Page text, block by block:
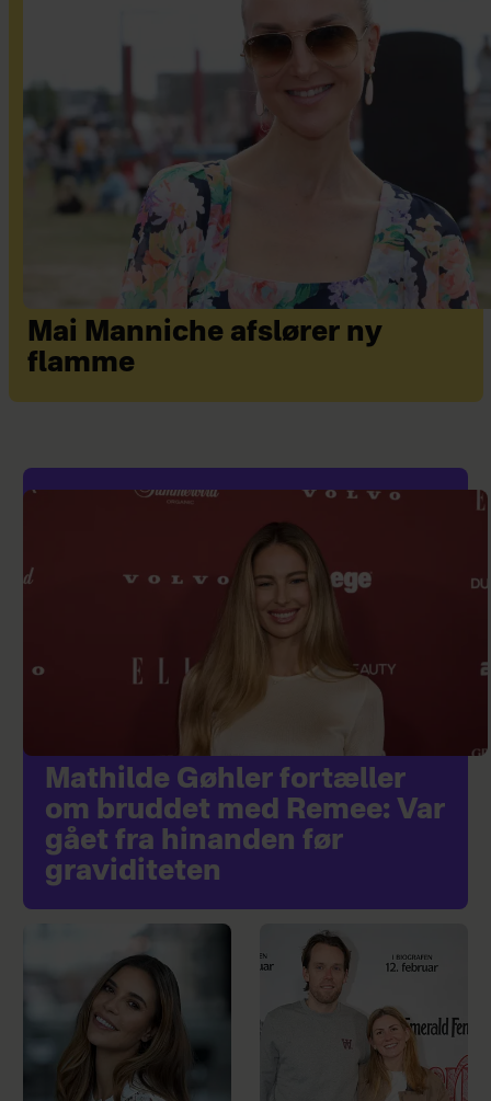
Mai Manniche afslører ny
flamme
Mathilde Gøhler fortæller
om bruddet med Remee: Var
gået fra hinanden før
graviditeten